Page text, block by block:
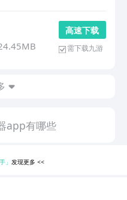
高 速 下 载
需下载九游
app有哪些
」 发现更多<<